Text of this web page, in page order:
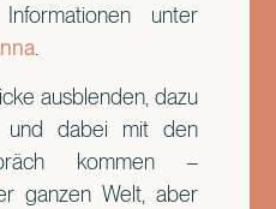
unter
ausblenden, dazu
und dabei mit den
kommen –
ganzen Welt, aber